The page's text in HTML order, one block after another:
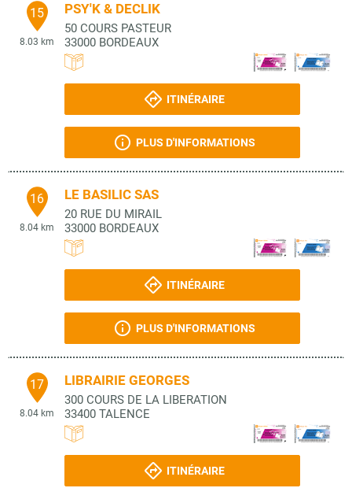
15
8.03 km
PSY'K & DECLIK
50 COURS PASTEUR
33000 BORDEAUX
ITINÉRAIRE
PLUS D'INFORMATIONS
16
8.04 km
LE BASILIC SAS
20 RUE DU MIRAIL
33000 BORDEAUX
ITINÉRAIRE
PLUS D'INFORMATIONS
17
8.04 km
LIBRAIRIE GEORGES
300 COURS DE LA LIBERATION
33400 TALENCE
ITINÉRAIRE